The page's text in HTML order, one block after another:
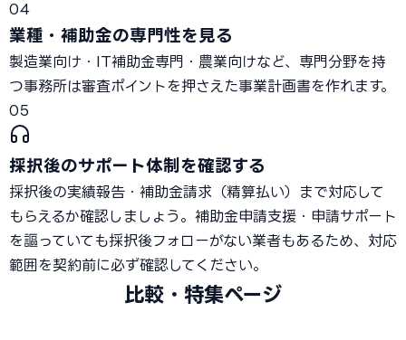
04
業種・補助金の専門性を見る
製造業向け・IT補助金専門・農業向けなど、専門分野を持
つ事務所は審査ポイントを押さえた事業計画書を作れます。
05
採択後のサポート体制を確認する
採択後の実績報告・補助金請求（精算払い）まで対応して
もらえるか確認しましょう。補助金申請支援・申請サポート
を謳っていても採択後フォローがない業者もあるため、対応
範囲を契約前に必ず確認してください。
比較・特集ページ